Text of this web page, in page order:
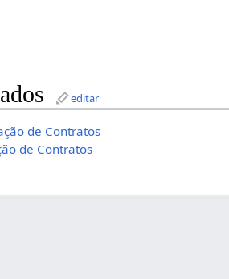
editar
de Contratos
de Contratos